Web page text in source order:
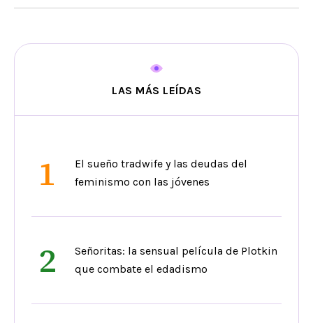
LAS MÁS LEÍDAS
1
El sueño tradwife y las deudas del
feminismo con las jóvenes
2
Señoritas: la sensual película de Plotkin
que combate el edadismo